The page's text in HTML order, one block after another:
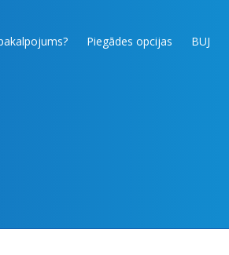
Piegādes opcijas BUJ